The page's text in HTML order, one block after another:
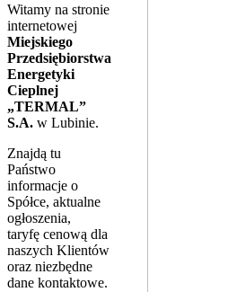
Witamy na stronie
internetowej
Miejskiego
Przedsiębiorstwa
Energetyki
Cieplnej
„TERMAL”
S.A. w Lubinie.
Znajdą tu
Państwo
informacje o
Spółce, aktualne
ogłoszenia,
taryfę cenową dla
naszych Klientów
oraz niezbędne
dane kontaktowe.